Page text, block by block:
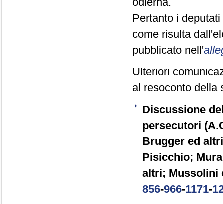
Pertanto i
come risulta
pubblicato nell'
Ulteriori
al resoconto della
Discussione
persecutori
Brugger ed
Pisicchio;
altri; Mussolini
856-966-1171-